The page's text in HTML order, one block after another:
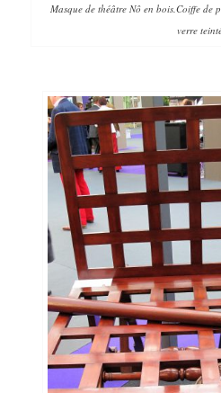
Masque de théâtre Nô en bois.Coiffe de
verre